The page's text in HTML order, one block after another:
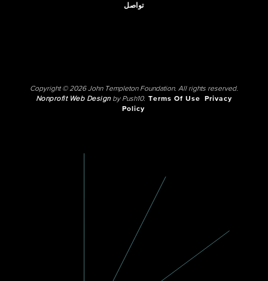
تواصل
Copyright © 2026 John Templeton Foundation. All rights reserved.
Nonprofit Web Designby Push10. Terms Of Use
Privacy
Policy